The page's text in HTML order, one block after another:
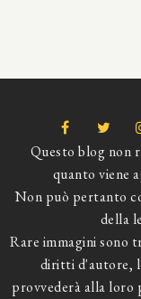
Questo blog non
quanto viene
Non può pertanto
della
Rare immagini sono
diritti d'autore,
provvederà alla loro